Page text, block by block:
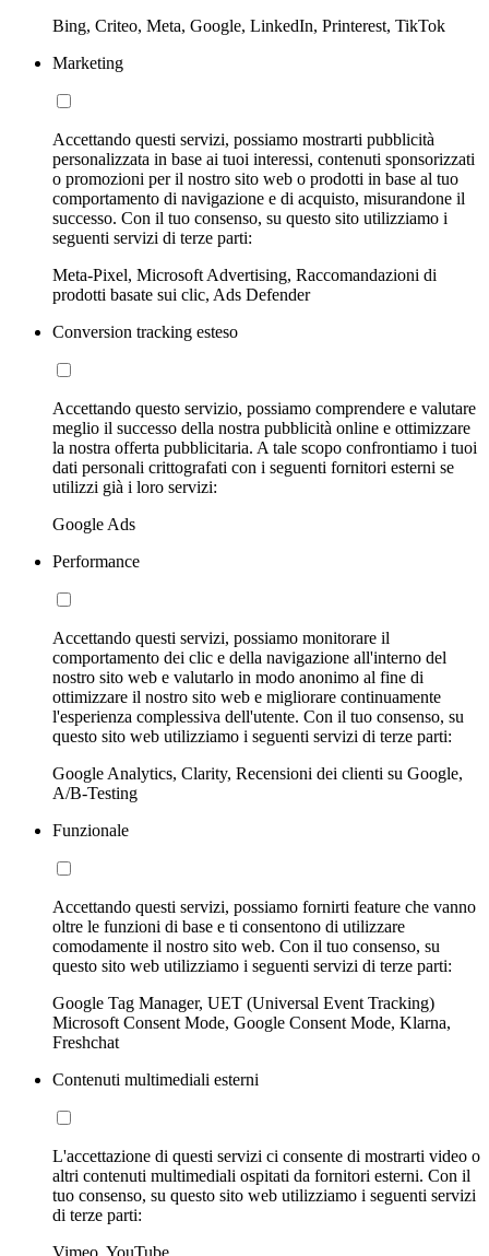
Bing, Criteo, Meta, Google, LinkedIn, Printerest, TikTok
Marketing
Accettando questi servizi, possiamo mostrarti pubblicità
personalizzata in base ai tuoi interessi, contenuti sponsorizzati
o promozioni per il nostro sito web o prodotti in base al tuo
comportamento di navigazione e di acquisto, misurandone il
successo. Con il tuo consenso, su questo sito utilizziamo i
seguenti servizi di terze parti:
Meta-Pixel, Microsoft Advertising, Raccomandazioni di
prodotti basate sui clic, Ads Defender
Conversion tracking esteso
Accettando questo servizio, possiamo comprendere e valutare
meglio il successo della nostra pubblicità online e ottimizzare
la nostra offerta pubblicitaria. A tale scopo confrontiamo i tuoi
dati personali crittografati con i seguenti fornitori esterni se
utilizzi già i loro servizi:
Google Ads
Performance
Accettando questi servizi, possiamo monitorare il
comportamento dei clic e della navigazione all'interno del
nostro sito web e valutarlo in modo anonimo al fine di
ottimizzare il nostro sito web e migliorare continuamente
l'esperienza complessiva dell'utente. Con il tuo consenso, su
questo sito web utilizziamo i seguenti servizi di terze parti:
Google Analytics, Clarity, Recensioni dei clienti su Google,
A/B-Testing
Funzionale
Accettando questi servizi, possiamo fornirti feature che vanno
oltre le funzioni di base e ti consentono di utilizzare
comodamente il nostro sito web. Con il tuo consenso, su
questo sito web utilizziamo i seguenti servizi di terze parti:
Google Tag Manager, UET (Universal Event Tracking)
Microsoft Consent Mode, Google Consent Mode, Klarna,
Freshchat
Contenuti multimediali esterni
L'accettazione di questi servizi ci consente di mostrarti video o
altri contenuti multimediali ospitati da fornitori esterni. Con il
tuo consenso, su questo sito web utilizziamo i seguenti servizi
di terze parti: